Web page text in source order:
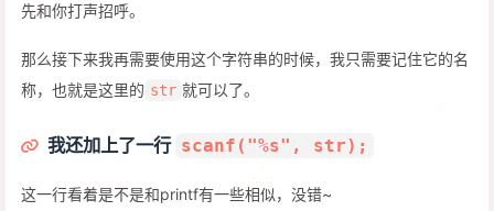
先和你打声招呼。
那么接下来我再需要使用这个字符串的时候，我只需要记住它的名
称，也就是这里的 str 就可以了。
我还加上了一行 scanf("%s", str);
这一行看着是不是和printf有一些相似，没错~